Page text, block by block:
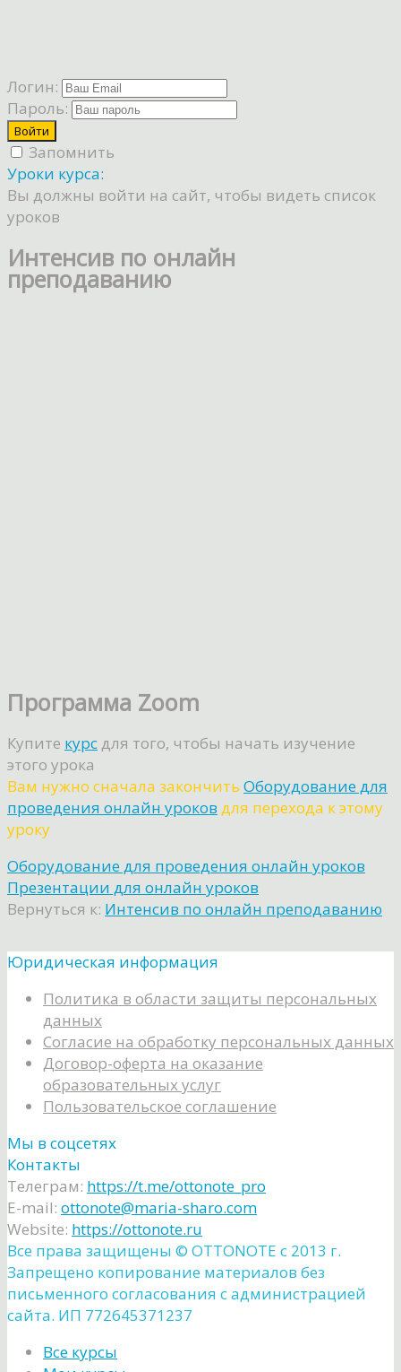
Логин:
Пароль:
Запомнить
Уроки курса:
Вы должны войти на сайт, чтобы видеть список
уроков
Интенсив по онлайн
преподаванию
Программа Zoom
Купите курс для того, чтобы начать изучение
этого урока
Вам нужно сначала закончить Оборудование для
проведения онлайн уроков для перехода к этому
уроку
Оборудование для проведения онлайн уроков
Презентации для онлайн уроков
Вернуться к: Интенсив по онлайн преподаванию
Юридическая информация
Политика в области защиты персональных
данных
Согласие на обработку персональных данных
Договор-оферта на оказание
образовательных услуг
Пользовательское соглашение
Мы в соцсетях
Контакты
Телеграм: https://t.me/ottonote_pro
E-mail: ottonote@maria-sharo.com
Website: https://ottonote.ru
Все права защищены ©️ OTTONOTE с 2013 г.
Запрещено копирование материалов без
письменного согласования с администрацией
сайта. ИП 772645371237
Все курсы